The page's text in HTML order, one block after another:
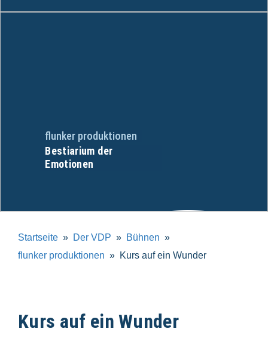
flunker produktionen
Bestiarium der
Emotionen
Startseite Der VDP
Bühnen
flunker produktionen
Kurs auf ein Wunder
Kurs auf ein Wunder